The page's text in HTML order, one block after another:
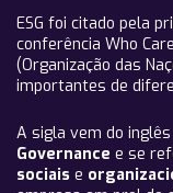
ESG foi citado pela
conferência Who
(Organização das
importantes de
A sigla vem do inglês
Governance e se
sociais e